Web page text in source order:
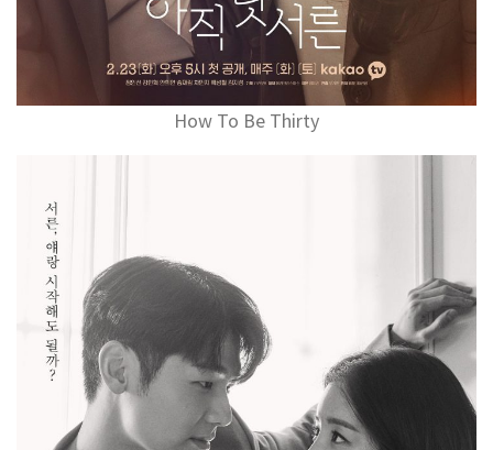
How To Be Thirty